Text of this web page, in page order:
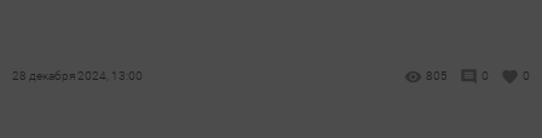
28 декабря 2024, 13:00 805 0 0